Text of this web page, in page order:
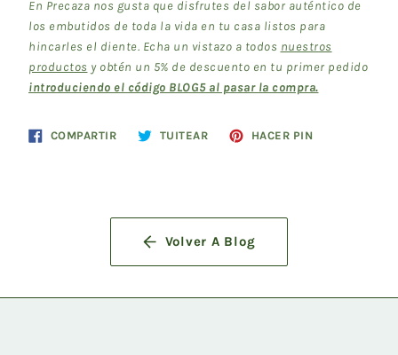
En Precaza nos gusta que disfrutes del sabor auténtico de
los embutidos de toda la vida en tu casa listos para
hincarles el diente. Echa un vistazo a todos nuestros
productos y obtén un 5% de descuento en tu primer pedido
introduciendo el código BLOG5 al pasar la compra.
COMPARTIRCompartirTUITEARTuitear
HACER PIN
Volver A Blog